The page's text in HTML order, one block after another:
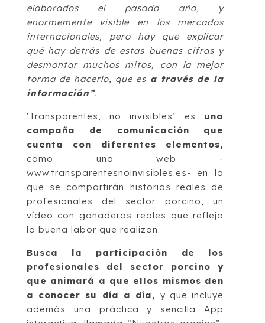
elaborados el pasado año, y
enormemente visible en los mercados
internacionales, pero hay que explicar
qué hay detrás de estas buenas cifras y
desmontar muchos mitos, con la mejor
forma de hacerlo, que es a través de la
información”.
‘Transparentes, no invisibles’ es una
campaña de comunicación que
cuenta con diferentes elementos,
como una web -
www.transparentesnoinvisibles.es- en la
que se compartirán historias reales de
profesionales del sector porcino, un
vídeo con ganaderos reales que refleja
la buena labor que realizan.
Busca la participación de los
profesionales del sector porcino y
que animará a que ellos mismos den
a conocer su día a día, y que incluye
además una práctica y sencilla App